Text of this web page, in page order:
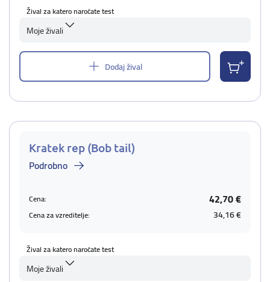
Žival za katero naročate test
Moje živali
Dodaj žival
Kratek rep (Bob tail)
Podrobno
Cena: 42,70 €
Cena za vzreditelje: 34,16 €
Žival za katero naročate test
Moje živali